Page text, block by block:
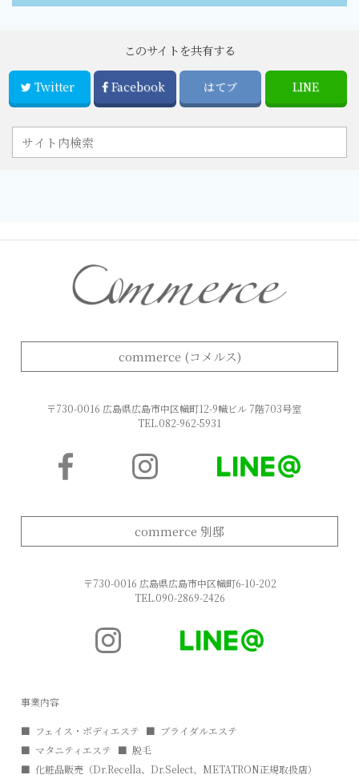
このサイトを共有する
Twitter Facebook はてブ LINE
commerce (コメルス)
〒730-0016 広島県広島市中区幟町12-9幟ビル 7階703号室
TEL.082-962-5931
commerce 別邸
〒730-0016 広島県広島市中区幟町6-10-202
TEL.090-2869-2426
事業内容
フェイス・ボディエステ
ブライダルエステ
マタニティエステ
脱毛
化粧品販売（Dr.Recella、Dr.Select、METATRON正規取扱店）